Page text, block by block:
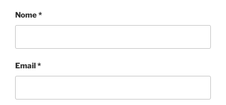
Nome*
Email *